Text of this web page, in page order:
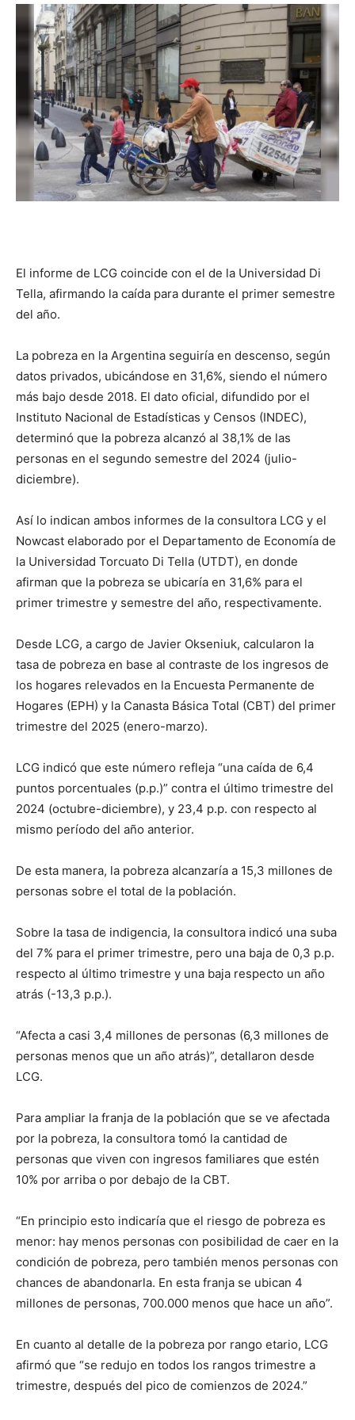
::
La
lo
ve…
El informe de LCG coincide con el de la Universidad Di
Tella, afirmando la caída para durante el primer semestre
del año.
La pobreza en la Argentina seguiría en descenso, según
datos privados, ubicándose en 31,6%, siendo el número
más bajo desde 2018. El dato oficial, difundido por el
Instituto Nacional de Estadísticas y Censos (INDEC),
determinó que la pobreza alcanzó al 38,1% de las
personas en el segundo semestre del 2024 (julio-
diciembre).
Así lo indican ambos informes de la consultora LCG y el
Nowcast elaborado por el Departamento de Economía de
la Universidad Torcuato Di Tella (UTDT), en donde
afirman que la pobreza se ubicaría en 31,6% para el
primer trimestre y semestre del año, respectivamente.
Desde LCG, a cargo de Javier Okseniuk, calcularon la
tasa de pobreza en base al contraste de los ingresos de
los hogares relevados en la Encuesta Permanente de
Hogares (EPH) y la Canasta Básica Total (CBT) del primer
trimestre del 2025 (enero-marzo).
LCG indicó que este número refleja “una caída de 6,4
puntos porcentuales (p.p.)” contra el último trimestre del
2024 (octubre-diciembre), y 23,4 p.p. con respecto al
mismo período del año anterior.
De esta manera, la pobreza alcanzaría a 15,3 millones de
personas sobre el total de la población.
Sobre la tasa de indigencia, la consultora indicó una suba
del 7% para el primer trimestre, pero una baja de 0,3 p.p.
respecto al último trimestre y una baja respecto un año
atrás (-13,3 p.p.).
“Afecta a casi 3,4 millones de personas (6,3 millones de
personas menos que un año atrás)”, detallaron desde
LCG.
Para ampliar la franja de la población que se ve afectada
por la pobreza, la consultora tomó la cantidad de
personas que viven con ingresos familiares que estén
10% por arriba o por debajo de la CBT.
“En principio esto indicaría que el riesgo de pobreza es
menor: hay menos personas con posibilidad de caer en la
condición de pobreza, pero también menos personas con
chances de abandonarla. En esta franja se ubican 4
millones de personas, 700.000 menos que hace un año”.
En cuanto al detalle de la pobreza por rango etario, LCG
afirmó que “se redujo en todos los rangos trimestre a
trimestre, después del pico de comienzos de 2024.”